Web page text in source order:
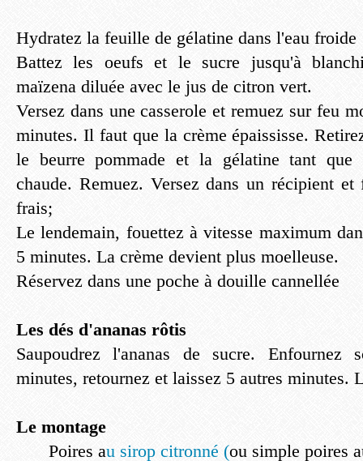
Hydratez la feuille de gélatine dans l'eau froide
Battez les oeufs et le sucre jusqu'à
maïzena diluée avec le jus de citron vert.
Versez dans une casserole et remuez sur feu
minutes. Il faut que la crème épaississe.
le beurre pommade et la gélatine tant que
chaude. Remuez. Versez dans un récipient
frais;
Le lendemain, fouettez à vitesse maximum
5 minutes. La crème devient plus moelleuse.
Réservez dans une poche à douille cannellée
Les dés d'ananas rôtis
Saupoudrez l'ananas de sucre. Enfournez
minutes, retournez et laissez 5 autres minutes.
Le montage
Poires au sirop citronné (ou simple poires